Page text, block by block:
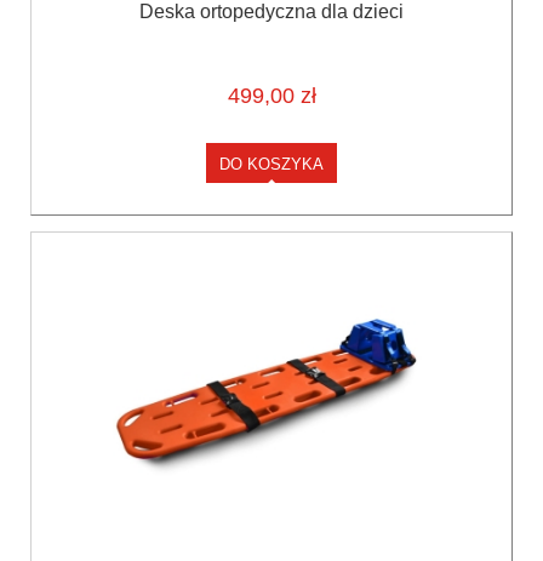
Deska ortopedyczna dla dzieci
499,00 zł
DO KOSZYKA